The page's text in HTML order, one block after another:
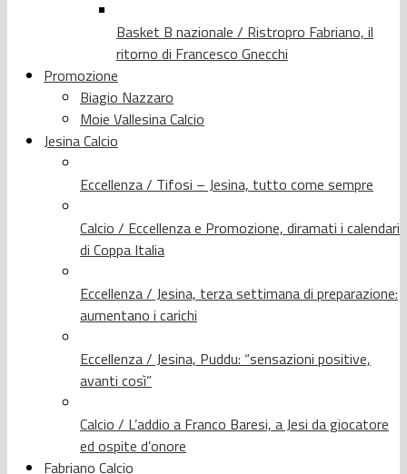
Basket B nazionale / Ristropro Fabriano, il
ritorno di Francesco Gnecchi
Promozione
Biagio Nazzaro
Moie Vallesina Calcio
Jesina Calcio
Eccellenza / Tifosi – Jesina, tutto come sempre
Calcio / Eccellenza e Promozione, diramati i calendari
di Coppa Italia
Eccellenza / Jesina, terza settimana di preparazione:
aumentano i carichi
Eccellenza / Jesina, Puddu: “sensazioni positive,
avanti così”
Calcio / L’addio a Franco Baresi, a Jesi da giocatore
ed ospite d’onore
Fabriano Calcio